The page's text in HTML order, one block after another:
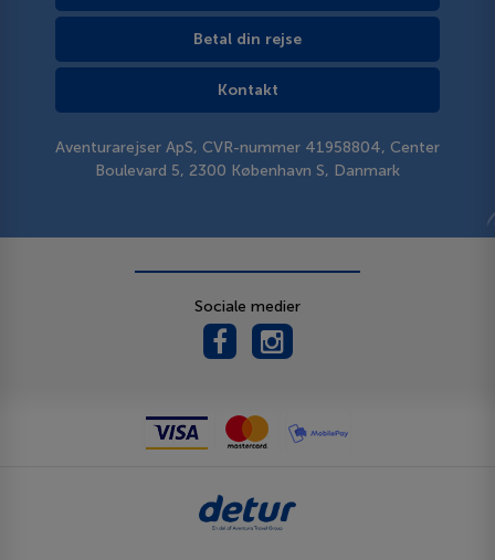
Betal din rejse
Kontakt
Aventurarejser ApS, CVR-nummer 41958804, Center
Boulevard 5, 2300 København S, Danmark
Sociale medier